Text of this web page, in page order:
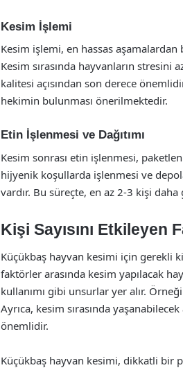
Kesim İşlemi
Kesim işlemi, en hassas
Kesim sırasında hayvanların
kalitesi açısından son derece
hekimin bulunması önerilmektedir.
Etin İşlenmesi ve Dağıtımı
Kesim sonrası etin işlenmesi,
hijyenik koşullarda işlenmesi ve
vardır. Bu süreçte, en az 2-3 kişi daha
Kişi Sayısını Etkileyen
Küçükbaş hayvan kesimi için gerekli
faktörler arasında kesim yapılacak
kullanımı gibi unsurlar yer alır.
Ayrıca, kesim sırasında
önemlidir.
Küçükbaş hayvan kesimi, dikkatli bir